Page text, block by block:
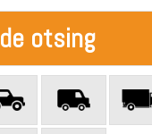
otsing